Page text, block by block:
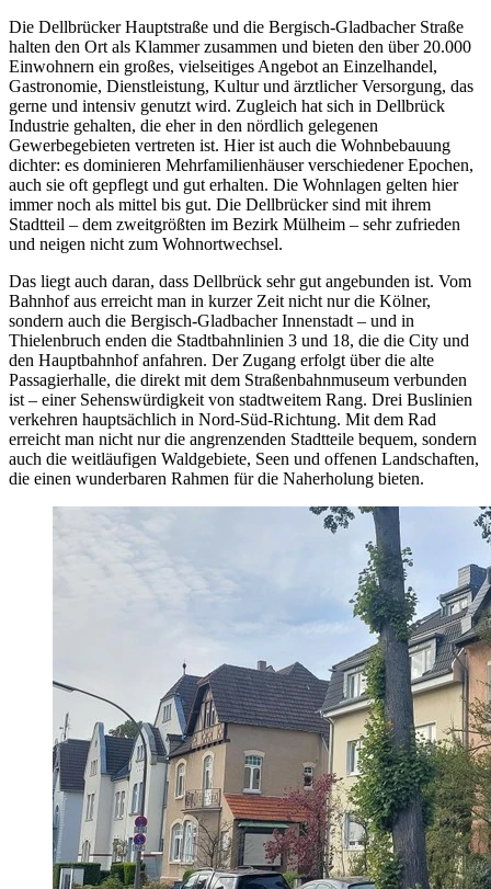
Die Dellbrücker Hauptstraße und die Bergisch-Gladbacher Straße
halten den Ort als Klammer zusammen und bieten den über 20.000
Einwohnern ein großes, vielseitiges Angebot an Einzelhandel,
Gastronomie, Dienstleistung, Kultur und ärztlicher Versorgung, das
gerne und intensiv genutzt wird. Zugleich hat sich in Dellbrück
Industrie gehalten, die eher in den nördlich gelegenen
Gewerbegebieten vertreten ist. Hier ist auch die Wohnbebauung
dichter: es dominieren Mehrfamilienhäuser verschiedener Epochen,
auch sie oft gepflegt und gut erhalten. Die Wohnlagen gelten hier
immer noch als mittel bis gut. Die Dellbrücker sind mit ihrem
Stadtteil – dem zweitgrößten im Bezirk Mülheim – sehr zufrieden
und neigen nicht zum Wohnortwechsel.
Das liegt auch daran, dass Dellbrück sehr gut angebunden ist. Vom
Bahnhof aus erreicht man in kurzer Zeit nicht nur die Kölner,
sondern auch die Bergisch-Gladbacher Innenstadt – und in
Thielenbruch enden die Stadtbahnlinien 3 und 18, die die City und
den Hauptbahnhof anfahren. Der Zugang erfolgt über die alte
Passagierhalle, die direkt mit dem Straßenbahnmuseum verbunden
ist – einer Sehenswürdigkeit von stadtweitem Rang. Drei Buslinien
verkehren hauptsächlich in Nord-Süd-Richtung. Mit dem Rad
erreicht man nicht nur die angrenzenden Stadtteile bequem, sondern
auch die weitläufigen Waldgebiete, Seen und offenen Landschaften,
die einen wunderbaren Rahmen für die Naherholung bieten.